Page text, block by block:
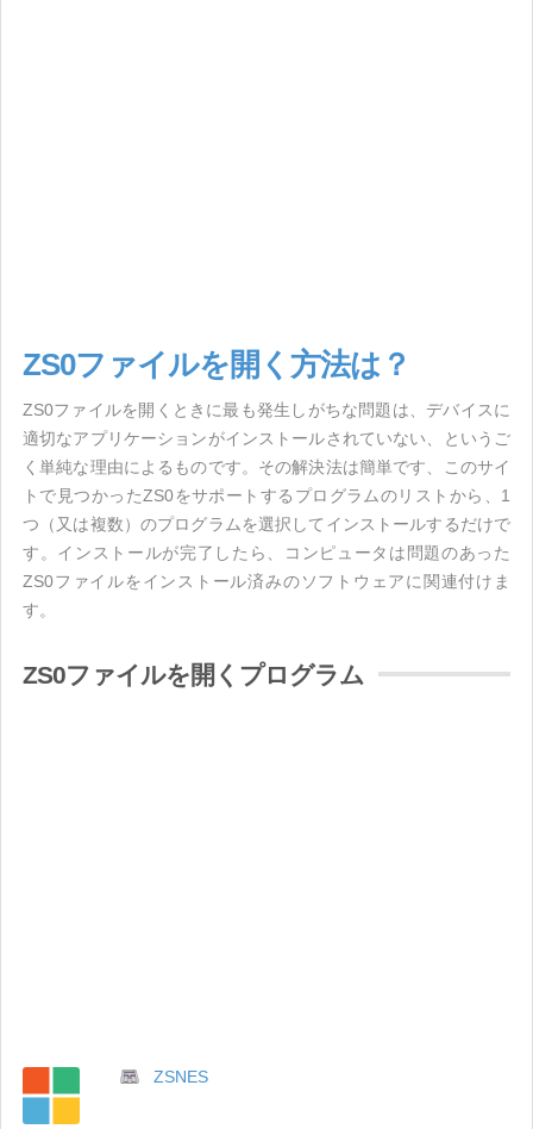
ZS0ファイルを開く方法は？
ZS0ファイルを開くときに最も発生しがちな問題は、デバイスに
適切なアプリケーションがインストールされていない、というご
く単純な理由によるものです。その解決法は簡単です、このサイ
トで見つかったZS0をサポートするプログラムのリストから、1
つ（又は複数）のプログラムを選択してインストールするだけで
す。インストールが完了したら、コンピュータは問題のあった
ZS0ファイルをインストール済みのソフトウェアに関連付けま
す。
ZS0ファイルを開くプログラム
ZSNES